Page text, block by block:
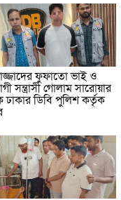
ফুফাতো ভাই ও
সন্ত্রাসী গোলাম সারোয়ার
ঢাকার ডিবি পুলিশ কর্তৃক